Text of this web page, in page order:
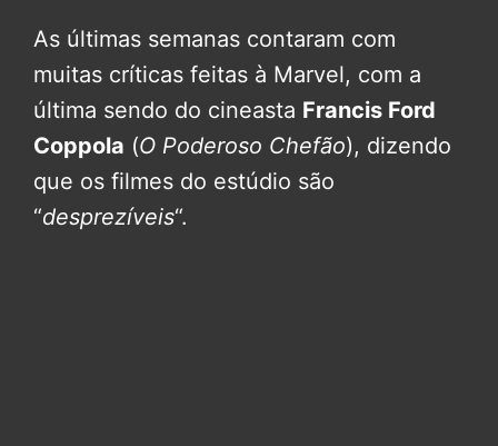
As últimas semanas contaram com
muitas críticas feitas à Marvel, com a
última sendo do cineasta Francis Ford
Coppola (O Poderoso Chefão), dizendo
que os filmes do estúdio são
“desprezíveis“.